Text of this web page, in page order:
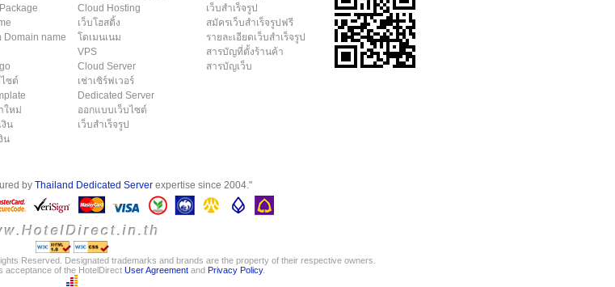
Domain name
ซต์
ใหม่
งิน
น
Cloud Hosting
เว็บโฮสติ้ง
โดเมนเนม
VPS
Cloud Server
เช่าเซิร์ฟเวอร์
Dedicated Server
ออกแบบเว็บไซต์
เว็บสำเร็จรูป
เว็บสำเร็จรูป
สมัครเว็บสำเร็จรูปฟรี
รายละเอียดเว็บสำเร็จรูป
สารบัญที่ตั้งร้านค้า
สารบัญเว็บ
by Thailand Dedicated Serverexpertise since 2004."
Reserved. Designated trademarks and brands are the property of their respective owners.
acceptance of the HotelDirect User Agreementand Privacy Policy.